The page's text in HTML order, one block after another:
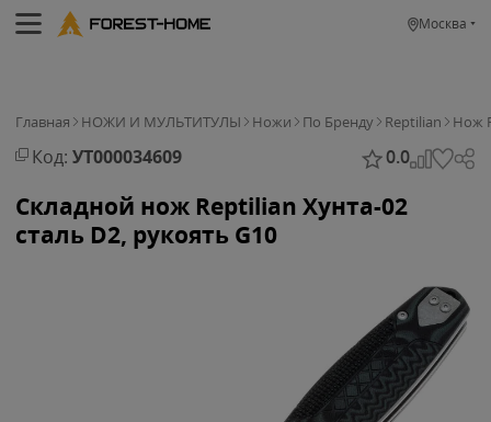
Москва
Главная НОЖИ И МУЛЬТИТУЛЫ Ножи По Бренду Reptilian Нож
Код: УТ000034609 0.0
Складной нож Reptilian Хунта-02
сталь D2, рукоять G10